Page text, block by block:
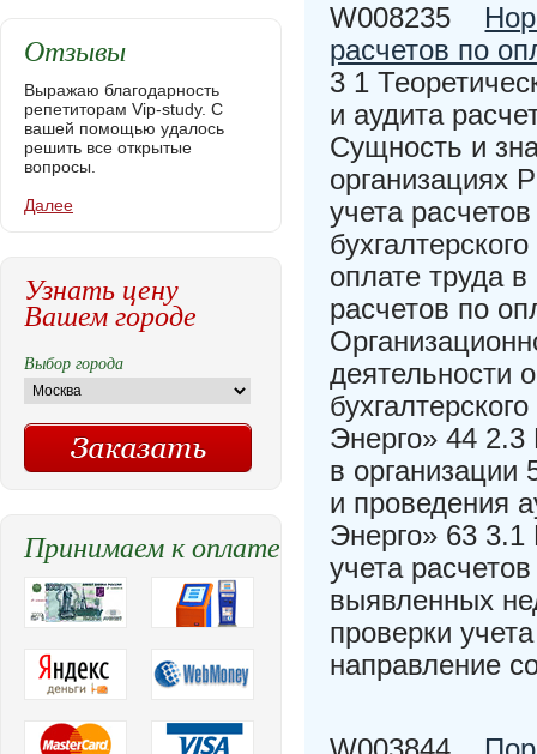
W008235
расчетов по
3 1
и аудита
Сущность и
организациях
учета
оплате труда в
расчетов по
деятельности
Энерго» 44 2.3
в организации
и проведения
Энерго» 63 3.1
учета
выявленных
проверки
направление
Отзывы
Выражаю благодарность
репетиторам Vip-study. С
вашей помощью удалось
решить все открытые
вопросы.
Далее
Узнать цену
Вашем городе
Выбор города
Принимаем к оплате